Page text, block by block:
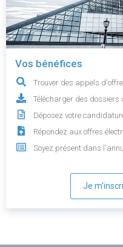
Vos bénéfices
Trouver des appels
Télécharger des dossiers
Déposez votre
Répondez aux offres
Soyez présent dans
Je